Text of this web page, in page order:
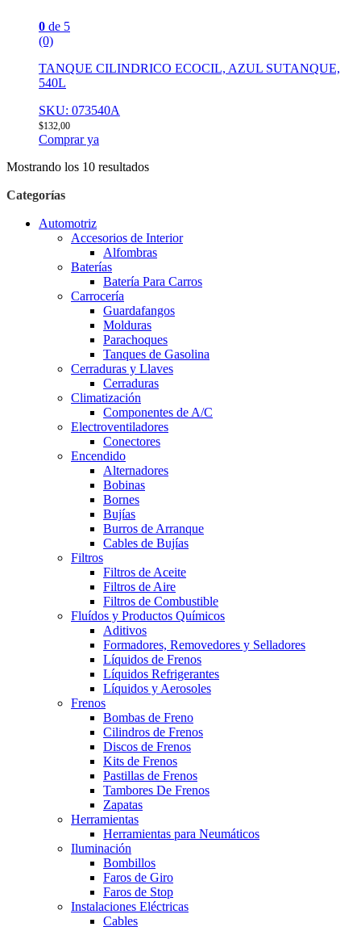
0 de 5
(0)
TANQUE CILINDRICO ECOCIL, AZUL SUTANQUE,
540L
SKU: 073540A
$132,00
Comprar ya
Mostrando los 10 resultados
Categorías
Automotriz
Accesorios de Interior
Alfombras
Baterías
Batería Para Carros
Carrocería
Guardafangos
Molduras
Parachoques
Tanques de Gasolina
Cerraduras y Llaves
Cerraduras
Climatización
Componentes de A/C
Electroventiladores
Conectores
Encendido
Alternadores
Bobinas
Bornes
Bujías
Burros de Arranque
Cables de Bujías
Filtros
Filtros de Aceite
Filtros de Aire
Filtros de Combustible
Fluídos y Productos Químicos
Aditivos
Formadores, Removedores y Selladores
Líquidos de Frenos
Líquidos Refrigerantes
Líquidos y Aerosoles
Frenos
Bombas de Freno
Cilindros de Frenos
Discos de Frenos
Kits de Frenos
Pastillas de Frenos
Tambores De Frenos
Zapatas
Herramientas
Herramientas para Neumáticos
Iluminación
Bombillos
Faros de Giro
Faros de Stop
Instalaciones Eléctricas
Cables